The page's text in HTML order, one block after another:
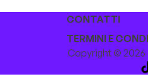
CONTATTI
TERMINI E
Copyright © 2026